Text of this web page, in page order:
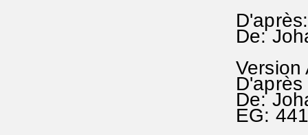
De:
Version
De:
EG: